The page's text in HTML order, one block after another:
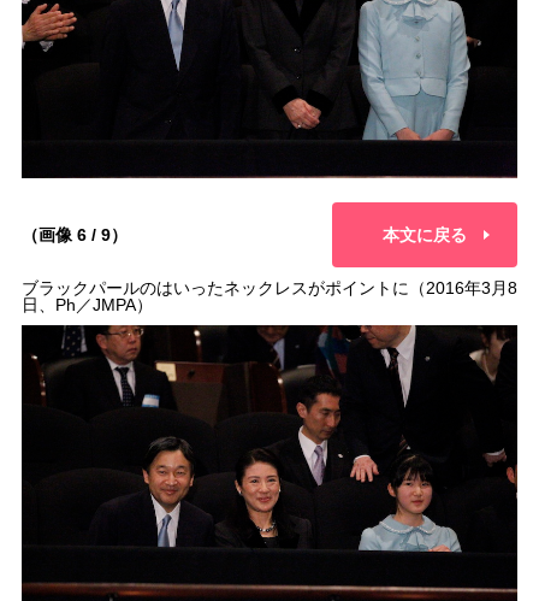
（画像 6 / 9） 本文に戻る
ブラックパールのはいったネックレスがポイントに（2016年3月8
日、Ph／JMPA）